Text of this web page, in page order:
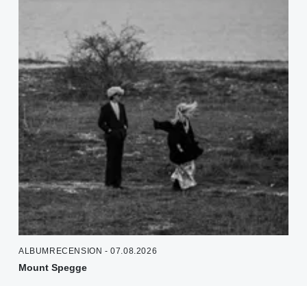
ALBUMRECENSION - 07.08.2026
Mount Spegge